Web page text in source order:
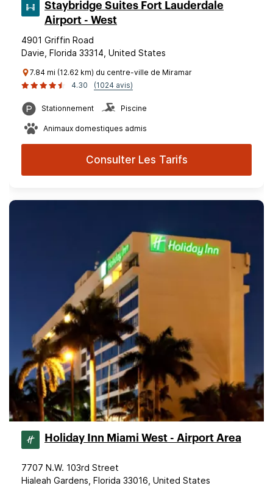
Staybridge Suites Fort Lauderdale
Airport - West
4901 Griffin Road
Davie, Florida 33314, United States
7.84 mi (12.62 km) du centre-ville de Miramar
4.30
(1024 avis)
Stationnement Piscine
Animaux domestiques admis
Consulter Les Tarifs
Holiday Inn Miami West - Airport Area
7707 N.W. 103rd Street
Hialeah Gardens, Florida 33016, United States